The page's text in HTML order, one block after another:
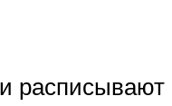
расписывают